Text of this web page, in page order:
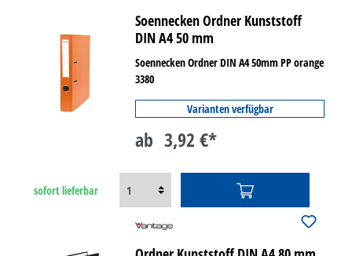
Soennecken Ordner Kunststoff
DIN A4 50 mm
Soennecken Ordner DIN A4 50mm PP orange
3380
Varianten verfügbar
ab 3,92 €*
sofort lieferbar